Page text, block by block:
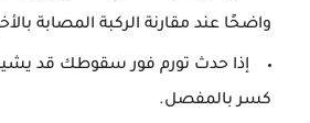
واضحًا عند مقارنة الركبة المصابة
إذا حدث تورم فور سقوطك قد يشير
كسر بالمفصل.